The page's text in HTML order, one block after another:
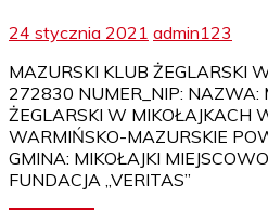
24 stycznia 2021 admin123
MAZURSKI KLUB ŻEGLARSKI
272830 NUMER_NIP: NAZWA:
ŻEGLARSKI W MIKOŁAJKACH
WARMIŃSKO-MAZURSKIE
GMINA: MIKOŁAJKI
FUNDACJA „VERITAS”